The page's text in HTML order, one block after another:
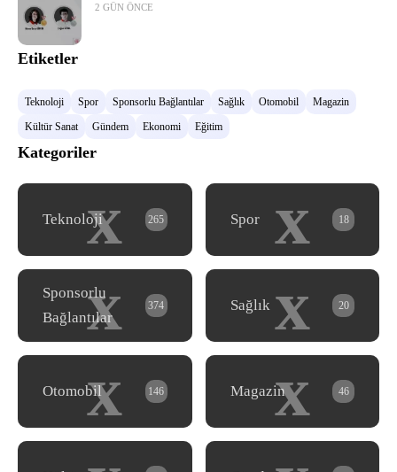
2 GÜN ÖNCE
Etiketler
Teknoloji Spor Sponsorlu Bağlantılar Sağlık Otomobil
Magazin
Kültür Sanat
Gündem Ekonomi Eğitim
Kategoriler
x
Teknoloji 265 x
Spor 18
x
Sponsorlu
Bağlantılar
374 x
Sağlık 20
x
Otomobil 146 x
Magazin 46